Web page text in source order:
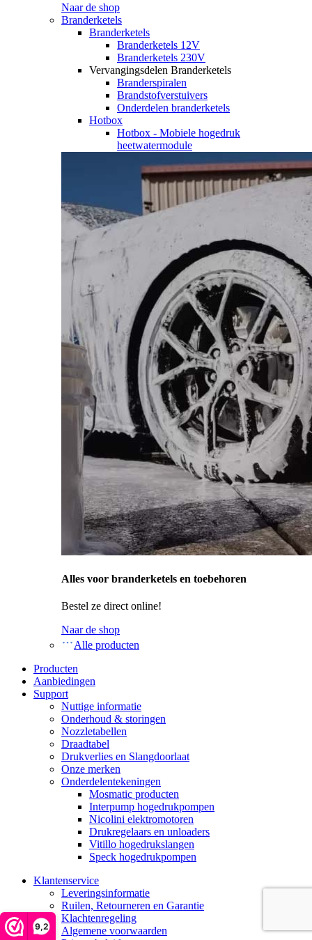
9,2
Naar de shop
Branderketels
Branderketels
Branderketels 12V
Branderketels 230V
Vervangingsdelen Branderketels
Branderspiralen
Brandstofverstuivers
Onderdelen branderketels
Hotbox
Hotbox - Mobiele hogedruk
heetwatermodule
Alles voor branderketels en toebehoren
Bestel ze direct online!
Naar de shop
Alle producten
Producten
Aanbiedingen
Support
Nuttige informatie
Onderhoud & storingen
Nozzletabellen
Draadtabel
Drukverlies en Slangdoorlaat
Onze merken
Onderdelentekeningen
Mosmatic producten
Interpump hogedrukpompen
Nicolini elektromotoren
Drukregelaars en unloaders
Vitillo hogedrukslangen
Speck hogedrukpompen
Klantenservice
Leveringsinformatie
Ruilen, Retourneren en Garantie
Klachtenregeling
Algemene voorwaarden